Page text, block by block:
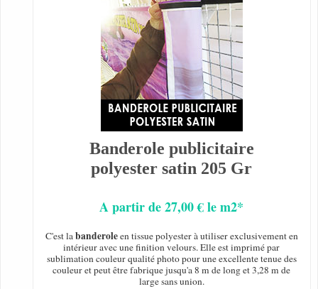
Banderole publicitaire
polyester satin 205 Gr
A partir de 27,00 € le m2*
C'est labanderoleen tissue polyester à utiliser exclusivement en
intérieur avec une finition velours. Elle est imprimé par
sublimation couleur qualité photo pour une excellente tenue des
couleur et peut être fabrique jusqu'a 8 m de long et 3,28 m de
large sans union.